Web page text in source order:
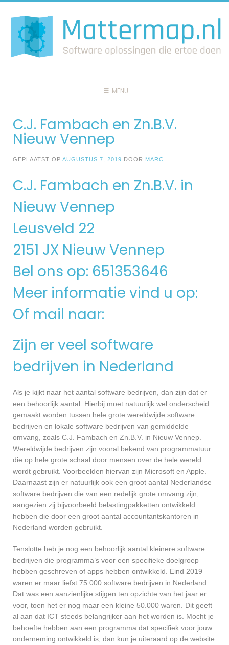
naar
inhoud
MENU
C.J. Fambach en Zn.B.V.
Nieuw Vennep
GEPLAATST OP AUGUSTUS 7, 2019 DOOR MARC
C.J. Fambach en Zn.B.V. in
Nieuw Vennep
Leusveld 22
2151 JX Nieuw Vennep
Bel ons op: 651353646
Meer informatie vind u op:
Of mail naar:
Zijn er veel software
bedrijven in Nederland
Als je kijkt naar het aantal software bedrijven, dan zijn dat er
een behoorlijk aantal. Hierbij moet natuurlijk wel onderscheid
gemaakt worden tussen hele grote wereldwijde software
bedrijven en lokale software bedrijven van gemiddelde
omvang, zoals C.J. Fambach en Zn.B.V. in Nieuw Vennep.
Wereldwijde bedrijven zijn vooral bekend van programmatuur
die op hele grote schaal door mensen over de hele wereld
wordt gebruikt. Voorbeelden hiervan zijn Microsoft en Apple.
Daarnaast zijn er natuurlijk ook een groot aantal Nederlandse
software bedrijven die van een redelijk grote omvang zijn,
aangezien zij bijvoorbeeld belastingpakketten ontwikkeld
hebben die door een groot aantal accountantskantoren in
Nederland worden gebruikt.
Tenslotte heb je nog een behoorlijk aantal kleinere software
bedrijven die programma’s voor een specifieke doelgroep
hebben geschreven of apps hebben ontwikkeld. Eind 2019
waren er maar liefst 75.000 software bedrijven in Nederland.
Dat was een aanzienlijke stijgen ten opzichte van het jaar er
voor, toen het er nog maar een kleine 50.000 waren. Dit geeft
al aan dat ICT steeds belangrijker aan het worden is. Mocht je
behoefte hebben aan een programma dat specifiek voor jouw
onderneming ontwikkeld is, dan kun je uiteraard op de website